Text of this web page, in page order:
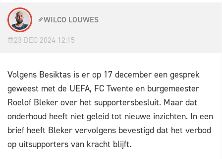
WILCO LOUWES
23 DEC 2024 12:15
Volgens Besiktas is er op 17 december een gesprek
geweest met de UEFA, FC Twente en burgemeester
Roelof Bleker over het supportersbesluit. Maar dat
onderhoud heeft niet geleid tot nieuwe inzichten. In een
brief heeft Bleker vervolgens bevestigd dat het verbod
op uitsupporters van kracht blijft.